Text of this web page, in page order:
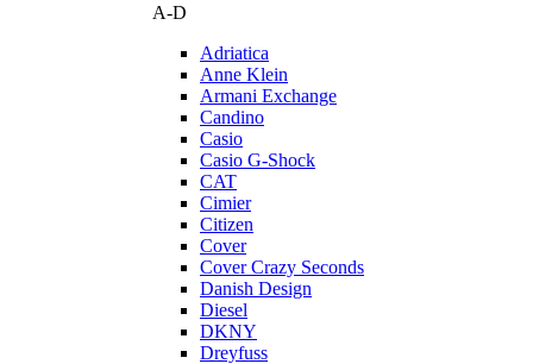
A-D
Adriatica
Anne Klein
Armani Exchange
Candino
Casio
Casio G-Shock
CAT
Cimier
Citizen
Cover
Cover Crazy Seconds
Danish Design
Diesel
DKNY
Dreyfuss